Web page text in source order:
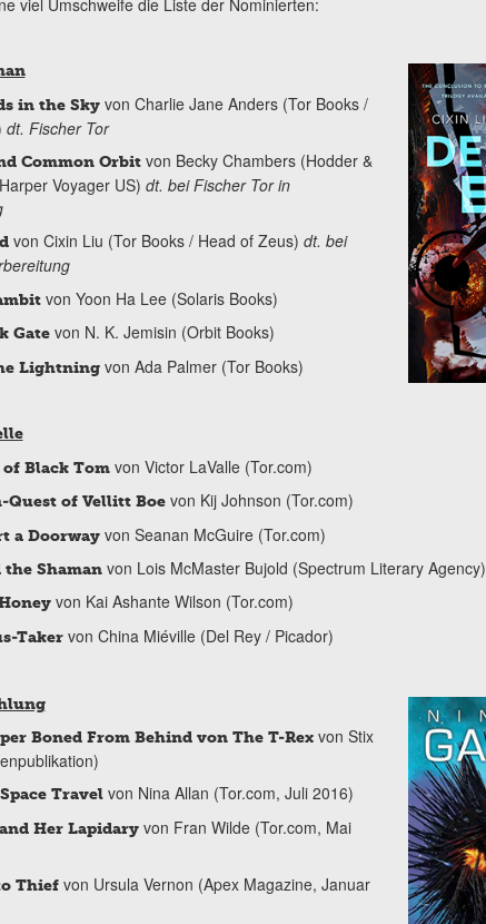
in the Skyvon Charlie Jane Anders (Tor Books /
dt. Fischer Tor
Common Orbitvon Becky Chambers (Hodder &
Voyager US) dt. bei Fischer Tor in
von Cixin Liu (Tor Books / Head of Zeus) dt. bei
von Yoon Ha Lee (Solaris Books)
Gatevon N. K. Jemisin (Orbit Books)
Lightning von Ada Palmer (Tor Books)
Black Tomvon Victor LaValle (Tor.com)
Quest of Vellitt Boevon Kij Johnson (Tor.com)
a Doorwayvon Seanan McGuire (Tor.com)
Shamanvon Lois McMaster Bujold (Spectrum Literary Agency)
von Kai Ashante Wilson (Tor.com)
Takervon China Miéville (Del Rey / Picador)
Boned From Behind von The T-Rexvon Stix
Travelvon Nina Allan (Tor.com, Juli 2016)
Her Lapidaryvon Fran Wilde (Tor.com, Mai
Thiefvon Ursula Vernon (Apex Magazine, Januar